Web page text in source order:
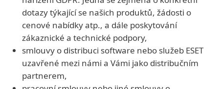
dotazy týkající se našich produktů, žádosti o
cenové nabídky atp., a dále poskytování
zákaznické a technické podpory,
smlouvy o distribuci software nebo služeb ESET
uzavřené mezi námi a Vámi jako distribučním
partnerem,